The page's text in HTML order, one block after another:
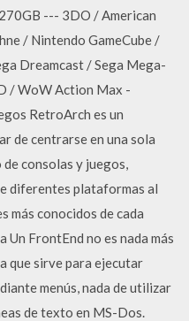
--- 3DO / American
/ Nintendo GameCube /
Dreamcast / Sega Mega-
/ WoW Action Max -
RetroArch es un
de centrarse en una sola
consolas y juegos,
diferentes plataformas al
más conocidos de cada
FrontEnd no es nada más
que sirve para ejecutar
menús, nada de utilizar
de texto en MS-Dos.